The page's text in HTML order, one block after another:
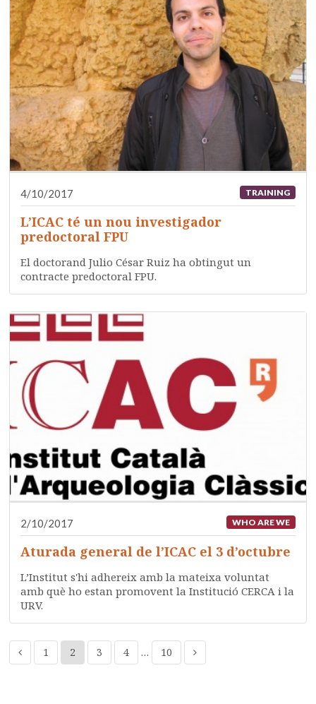
4/10/2017 TRAINING
L’ICAC té un nou investigador
predoctoral FPU
El doctorand Julio César Ruiz ha obtingut un
contracte predoctoral FPU.
2/10/2017 WHO ARE WE
Aturada general de l’ICAC el 3 d’octubre
L’Institut s'hi adhereix amb la mateixa voluntat
amb què ho estan promovent la Institució CERCA i la
URV.
1 2 3 4 … 10